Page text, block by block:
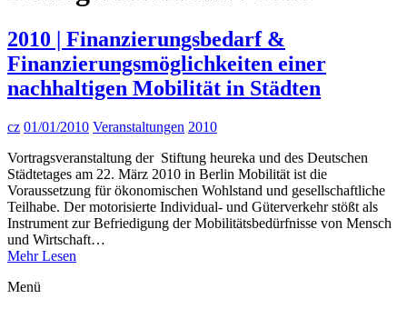
2010 | Finanzierungsbedarf &
Finanzierungsmöglichkeiten einer
nachhaltigen Mobilität in Städten
cz 01/01/2010 Veranstaltungen 2010
Vortragsveranstaltung der Stiftung heureka und des Deutschen
Städtetages am 22. März 2010 in Berlin Mobilität ist die
Voraussetzung für ökonomischen Wohlstand und gesellschaftliche
Teilhabe. Der motorisierte Individual- und Güterverkehr stößt als
Instrument zur Befriedigung der Mobilitätsbedürfnisse von Mensch
und Wirtschaft…
Mehr Lesen
Menü